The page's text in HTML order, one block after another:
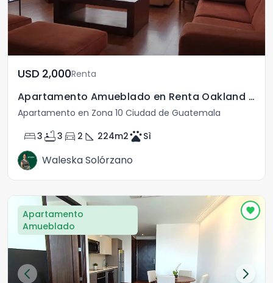
USD	2,000Renta
Apartamento Amueblado en Renta Oakland Zona 10
Apartamento en Zona 10 Ciudad de Guatemala
bed3 bathtub3 directions_car 2 square_foot 224m2petsSì
Waleska Solórzano
Apartamento
Amueblado